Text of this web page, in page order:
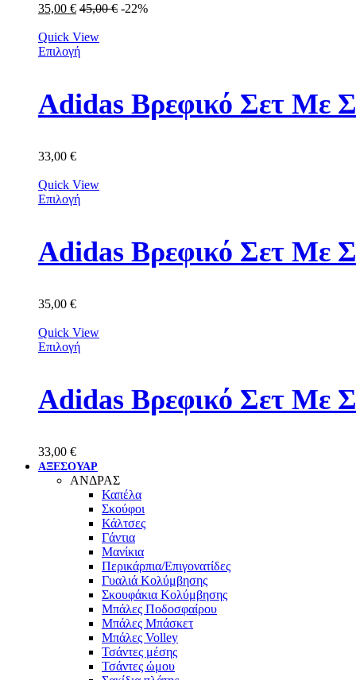
35,00 € 45,00€ -22%
Quick View
Επιλογή
Adidas Βρεφικό Σετ Με
33,00 €
Quick View
Επιλογή
Adidas Βρεφικό Σετ Με
35,00 €
Quick View
Επιλογή
Adidas Βρεφικό Σετ Με
33,00 €
ΑΞΕΣΟΥΑΡ
ΑΝΔΡΑΣ
Καπέλα
Σκούφοι
Κάλτσες
Γάντια
Μανίκια
Περικάρπια/Επιγονατίδες
Γυαλιά Κολύμβησης
Σκουφάκια Κολύμβησης
Μπάλες Ποδοσφαίρου
Μπάλες Μπάσκετ
Μπάλες Volley
Τσάντες μέσης
Τσάντες ώμου